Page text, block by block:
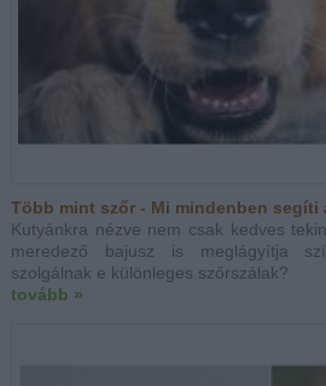
Több mint szőr - Mi mindenben segíti
Kutyánkra nézve nem csak kedves
meredező bajusz is meglágyítja
szolgálnak e különleges szőrszálak?
tovább »